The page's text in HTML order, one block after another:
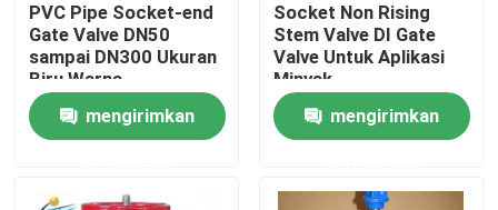
Rumah
PVC Pipe Socket-end
Gate Valve DN50
sampai DN300 Ukuran
Biru Warna
mengirimkan
Socket Non Rising
Stem Valve DI Gate
Valve Untuk Aplikasi
Minyak
mengirimkan